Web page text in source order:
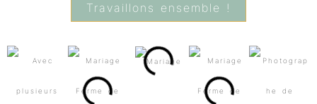
Travaillons ensemble !